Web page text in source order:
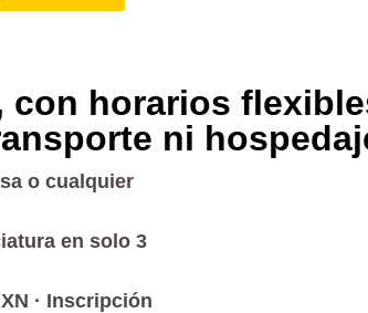
con horarios
ni
o cualquier
en solo 3
· Inscripción